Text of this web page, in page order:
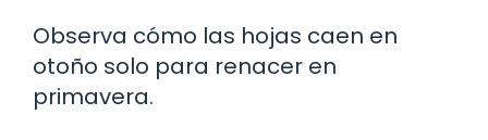
Observa cómo las hojas caen en
otoño solo para renacer en
primavera.